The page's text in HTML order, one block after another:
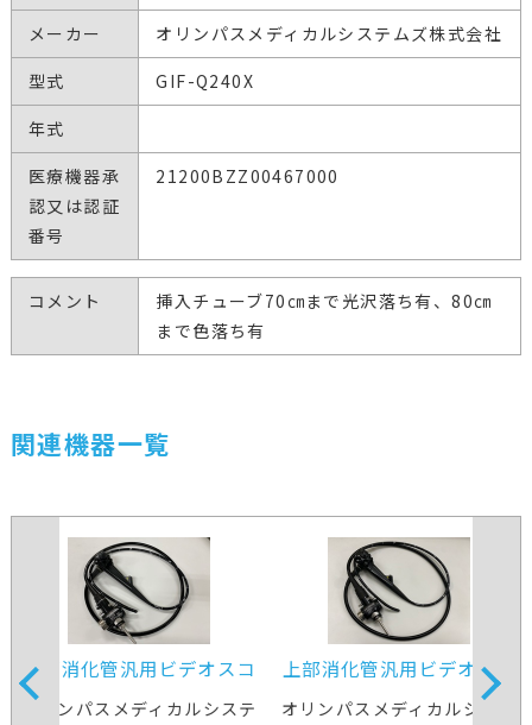
メーカー
オリンパスメディカルシステムズ株式会社
型式
GIF-Q240X
年式
医療機器承
認又は認証
番号
21200BZZ00467000
コメント
挿入チューブ70㎝まで光沢落ち有、80㎝
まで色落ち有
関連機器一覧
上部消化管汎用ビデオスコ
ープ
オリンパスメディカルシステ
上部消化管汎用ビデオスコ
ープ
オリンパスメディカルシステ